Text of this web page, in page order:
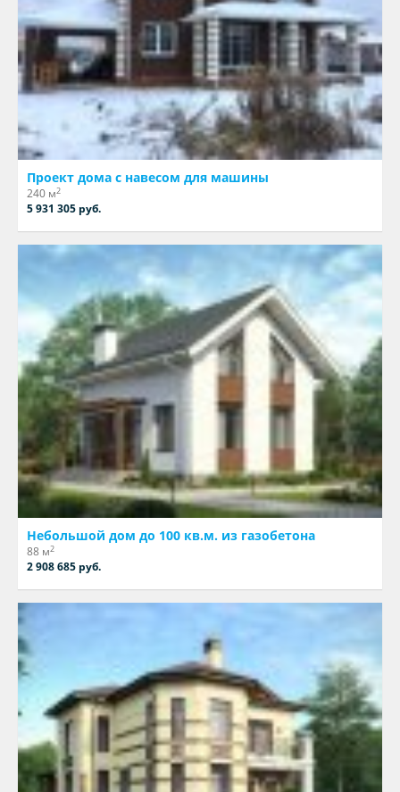
Проект дома с навесом для машины
240 м2
5 931 305 руб.
Небольшой дом до 100 кв.м. из газобетона
88 м2
2 908 685 руб.